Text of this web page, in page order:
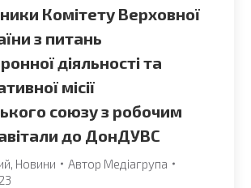
Комітету Верховної
з питань
діяльності та
місії
союзу з робочим
до ДонДУВС
Новини Автор Медіагрупа